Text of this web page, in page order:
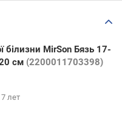
білизни MirSon Бязь 17-
см (2200011703398)
лет